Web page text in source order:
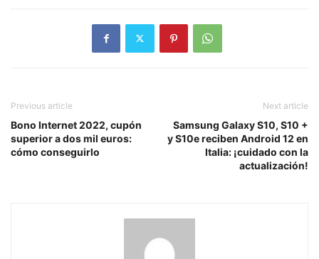
Previous article
Bono Internet 2022, cupón
superior a dos mil euros:
cómo conseguirlo
Next article
Samsung Galaxy S10, S10 +
y S10e reciben Android 12 en
Italia: ¡cuidado con la
actualización!